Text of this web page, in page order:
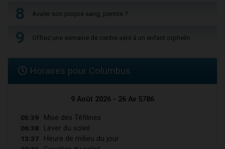
8 Avaler son propre sang, permis ?
9 Offrez une semaine de centre aéré à un enfant orphelin
Horaires pour Columbus
9 Août 2026 - 26 Av 5786
05:39 Mise des Téfilines
06:38 Lever du soleil
13:37 Heure de milieu du jour